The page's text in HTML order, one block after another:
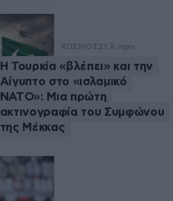
ΚΟΣΜΟΣ21 λ. πριν
Η Τουρκία «βλέπει» και την
Αίγυπτο στο «ισλαμικό
ΝΑΤΟ»: Μια πρώτη
ακτινογραφία του Συμφώνου
της Μέκκας